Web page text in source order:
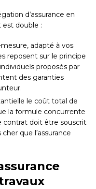
d’assurance en
est double :
adapté à vos
reposent sur le principe
proposés par
des garanties
le coût total de
la formule concurrente
contrat doit être souscrit
que l’assurance